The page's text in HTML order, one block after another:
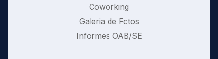
Coworking
Galeria de Fotos
Informes OAB/SE